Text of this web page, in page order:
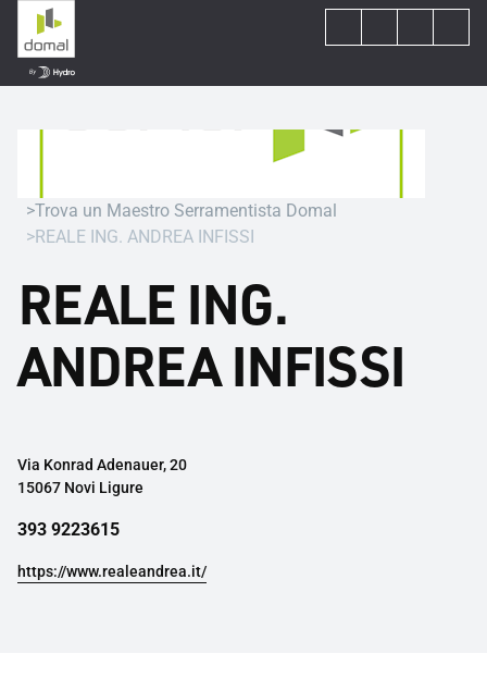
Trova un Maestro Serramentista Domal
REALE ING. ANDREA INFISSI
REALE ING.
ANDREA INFISSI
Via Konrad Adenauer, 20
15067 Novi Ligure
393 9223615
https://www.realeandrea.it/